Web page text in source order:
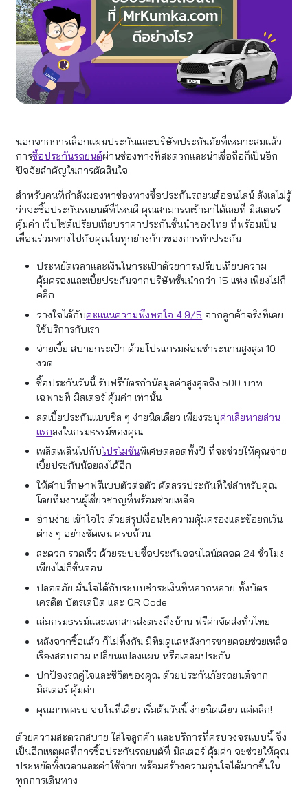
นอกจากการเลือกแผนประกันและบริษัทประกันภัยที่เหมาะสมแล้ว
การซื้อประกันรถยนต์ผ่านช่องทางที่สะดวกและน่าเชื่อถือก็เป็นอีก
ปัจจัยสำคัญในการตัดสินใจ
สำหรับคนที่กำลังมองหาช่องทางซื้อประกันรถยนต์ออนไลน์ ลังเลไม่รู้
ว่าจะซื้อประกันรถยนต์ที่ไหนดี คุณสามารถเข้ามาได้เลยที่ มิสเตอร์
คุ้มค่า เว็บไซต์เปรียบเทียบราคาประกันชั้นนำของไทย ที่พร้อมเป็น
เพื่อนร่วมทางไปกับคุณในทุกย่างก้าวของการทำประกัน
ประหยัดเวลาและเงินในกระเป๋าด้วยการเปรียบเทียบความ
คุ้มครองและเบี้ยประกันจากบริษัทชั้นนำกว่า 15 แห่ง เพียงไม่กี่
คลิก
วางใจได้กับคะแนนความพึงพอใจ 4.9/5 จากลูกค้าจริงที่เคย
ใช้บริการกับเรา
จ่ายเบี้ย สบายกระเป๋า ด้วยโปรแกรมผ่อนชำระนานสูงสุด 10
งวด
ซื้อประกันวันนี้ รับฟรีบัตรกำนัลมูลค่าสูงสุดถึง 500 บาท
เฉพาะที่ มิสเตอร์ คุ้มค่า เท่านั้น
ลดเบี้ยประกันแบบชิล ๆ ง่ายนิดเดียว เพียงระบุค่าเสียหายส่วน
แรกลงในกรมธรรม์ของคุณ
เพลิดเพลินไปกับโปรโมชันพิเศษตลอดทั้งปี ที่จะช่วยให้คุณจ่าย
เบี้ยประกันน้อยลงได้อีก
ให้คำปรึกษาฟรีแบบตัวต่อตัว คัดสรรประกันที่ใช่สำหรับคุณ
โดยทีมงานผู้เชี่ยวชาญที่พร้อมช่วยเหลือ
อ่านง่าย เข้าใจไว ด้วยสรุปเงื่อนไขความคุ้มครองและข้อยกเว้น
ต่าง ๆ อย่างชัดเจน ครบถ้วน
สะดวก รวดเร็ว ด้วยระบบซื้อประกันออนไลน์ตลอด 24 ชั่วโมง
เพียงไม่กี่ขั้นตอน
ปลอดภัย มั่นใจได้กับระบบชำระเงินที่หลากหลาย ทั้งบัตร
เครดิต บัตรเดบิต และ QR Code
เล่มกรมธรรม์และเอกสารส่งตรงถึงบ้าน ฟรีค่าจัดส่งทั่วไทย
หลังจากซื้อแล้ว ก็ไม่ทิ้งกัน มีทีมดูแลหลังการขายคอยช่วยเหลือ
เรื่องสอบถาม เปลี่ยนแปลงแผน หรือเคลมประกัน
ปกป้องรถคู่ใจและชีวิตของคุณ ด้วยประกันภัยรถยนต์จาก
มิสเตอร์ คุ้มค่า
คุณภาพครบ จบในที่เดียว เริ่มต้นวันนี้ ง่ายนิดเดียว แค่คลิก!
ด้วยความสะดวกสบาย ใส่ใจลูกค้า และบริการที่ครบวงจรแบบนี้ จึง
เป็นอีกเหตุผลที่การซื้อประกันรถยนต์ที่ มิสเตอร์ คุ้มค่า จะช่วยให้คุณ
ประหยัดทั้งเวลาและค่าใช้จ่าย พร้อมสร้างความอุ่นใจได้มากขึ้นใน
ทุกการเดินทาง